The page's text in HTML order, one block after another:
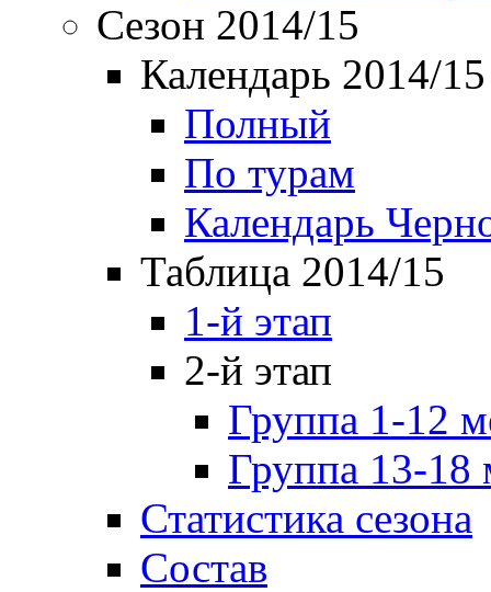
Сезон 2014/15
Календарь 2014/15
Полный
По турам
Календарь
Таблица 2014/15
1-й этап
2-й этап
Группа 1-12
Группа 13-18
Статистика сезона
Состав